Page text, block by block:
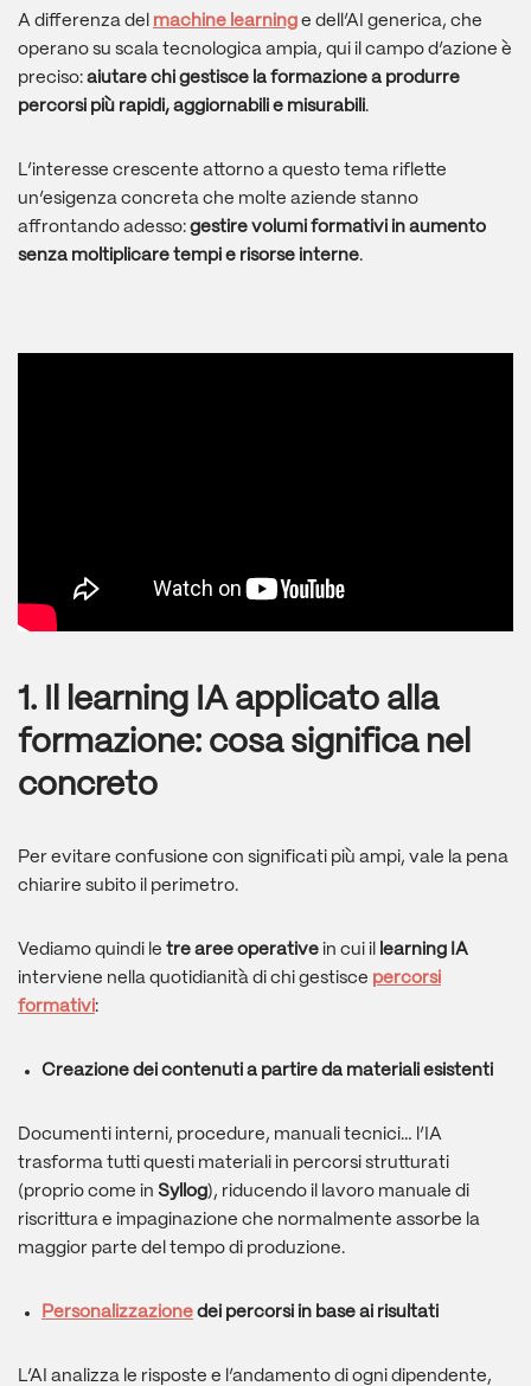
A differenza del machine learning e dell’AI generica, che
operano su scala tecnologica ampia, qui il campo d’azione è
preciso: aiutare chi gestisce la formazione a produrre
percorsi più rapidi, aggiornabili e misurabili.
L’interesse crescente attorno a questo tema riflette
un’esigenza concreta che molte aziende stanno
affrontando adesso: gestire volumi formativi in aumento
senza moltiplicare tempi e risorse interne.
1. Il learning IA applicato alla
formazione: cosa significa nel
concreto
Per evitare confusione con significati più ampi, vale la pena
chiarire subito il perimetro.
Vediamo quindi le tre aree operative in cui il
learning IA
interviene nella quotidianità di chi gestisce percorsi
formativi:
Creazione dei contenuti a partire da materiali esistenti
Documenti interni, procedure, manuali tecnici… l’IA
trasforma tutti questi materiali in percorsi strutturati
(proprio come in Syllog), riducendo il lavoro manuale di
riscrittura e impaginazione che normalmente assorbe la
maggior parte del tempo di produzione.
Personalizzazione dei percorsi in base ai risultati
L’AI analizza le risposte e l’andamento di ogni dipendente,